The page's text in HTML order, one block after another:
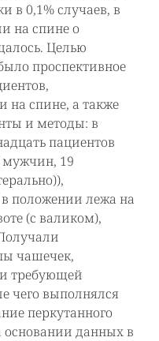
в 0,1% случаев, в
на спине о
Целью
проспективное
на спине, а также
и методы: в
пациентов
мужчин, 19
положении лежа на
(с валиком),
чашечек,
требующей
чего выполнялся
перкутанного
основании данных в